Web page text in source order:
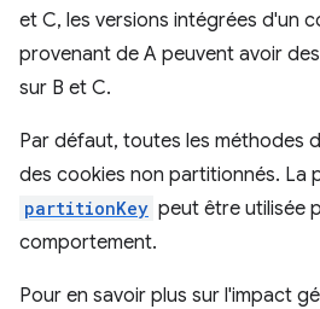
et C, les versions intégrées d'un
provenant de A peuvent avoir
sur B et C.
Par défaut, toutes les méthodes
des cookies non partitionnés. La
partitionKey peut être utilisée
comportement.
Pour en savoir plus sur l'impact